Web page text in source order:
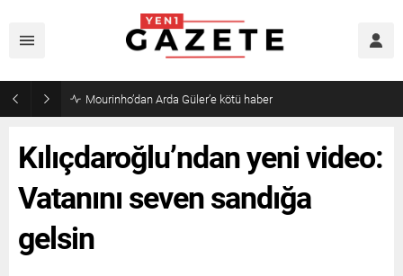
Mourinho’dan Arda Güler’e kötü haber
Kılıçdaroğlu’ndan yeni video:
Vatanını seven sandığa
gelsin